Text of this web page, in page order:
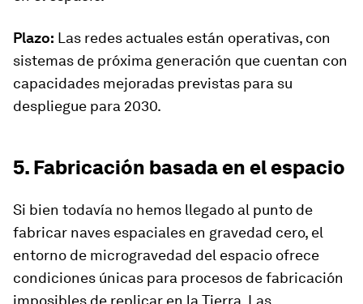
Plazo: Las redes actuales están operativas, con
sistemas de próxima generación que cuentan con
capacidades mejoradas previstas para su
despliegue para 2030.
5. Fabricación basada en el espacio
Si bien todavía no hemos llegado al punto de
fabricar naves espaciales en gravedad cero, el
entorno de microgravedad del espacio ofrece
condiciones únicas para procesos de fabricación
imposibles de replicar en la Tierra. Las